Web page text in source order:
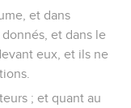
et dans
et dans le
eux, et ils ne
; et quant au